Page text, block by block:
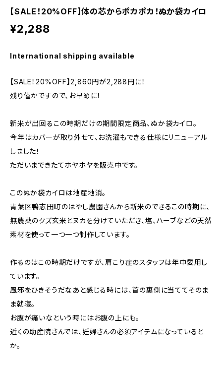
【SALE！20%OFF】体の芯からポカポカ！ぬか袋カイロ
¥2,288
International shipping available
【SALE！20%OFF】2,860円が2,288円に！
残り僅かですので、お早めに！
新米が出回るこの時期だけの期間限定商品、ぬか袋カイロ。
今年はカバーが取り外せて、お洗濯もできる仕様にリニューアル
しました！
ただいまできたてホヤホヤを販売中です。
このぬか袋カイロは地産地消。
青葉区鴨志田町のはやし農園さんから新米のできるこの時期に、
無農薬のクズ玄米とヌカを分けていただき、塩、ハーブなどの天然
素材を使って一つ一つ制作しています。
作るのはこの時期だけですが、肩こり症のスタッフは年中愛用し
ています。
風邪をひきそうだなあと感じる時には、首の裏側に当ててそのま
ま就寝。
お腹が痛いなという時にはお腹の上にも。
近くの助産院さんでは、妊婦さんの必須アイテムになっていると
か。